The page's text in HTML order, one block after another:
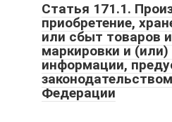
Статья 171.1.
приобретение,
или сбыт товаров
маркировки и (или)
информации,
Федерации